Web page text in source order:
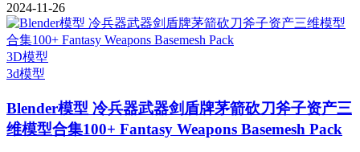
2024-11-26
3D模型
3d模型
Blender模型 冷兵器武器剑盾牌茅箭砍刀斧子资产三
维模型合集100+ Fantasy Weapons Basemesh Pack